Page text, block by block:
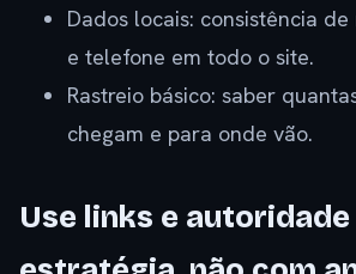
Dados locais: consistência
e telefone em todo o site.
Rastreio básico: saber
chegam e para onde vão.
Use links e